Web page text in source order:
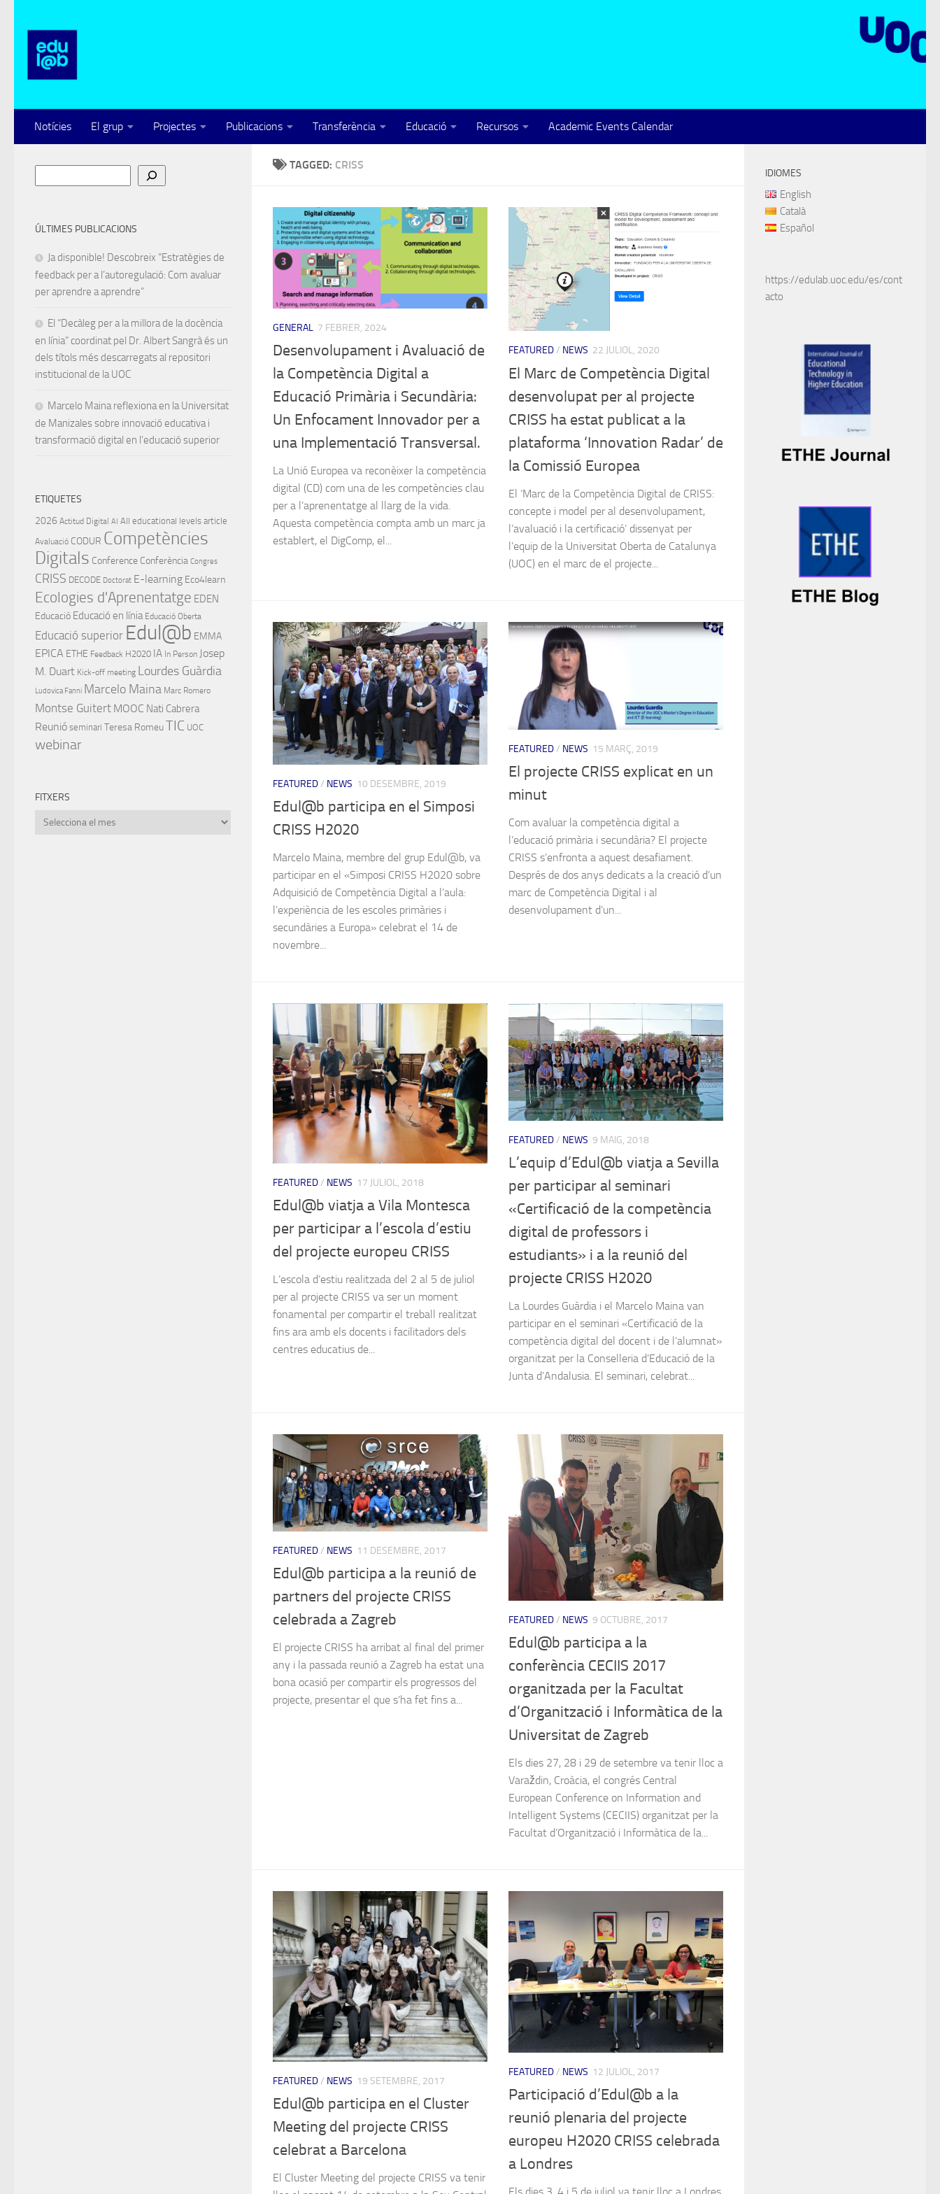
Notícies El grup Projectes Publicacions Transferència Educació Recursos Academic Events Calendar
TAGGED: CRISS
GENERAL 7 FEBRER, 2024
Desenvolupament i Avaluació de
la Competència Digital a
Educació Primària i Secundària:
Un Enfocament Innovador per a
una Implementació Transversal.
La Unió Europea va reconèixer la competència
digital (CD) com una de les competències clau
per a l’aprenentatge al llarg de la vida.
Aquesta competència compta amb un marc ja
establert, el DigComp, el...
FEATURED/ NEWS 22 JULIOL, 2020
El Marc de Competència Digital
desenvolupat per al projecte
CRISS ha estat publicat a la
plataforma ‘Innovation Radar’ de
la Comissió Europea
El ‘Marc de la Competència Digital de CRISS:
concepte i model per al desenvolupament,
l’avaluació i la certificació’ dissenyat per
l’equip de la Universitat Oberta de Catalunya
(UOC) en el marc de el projecte...
FEATURED/ NEWS 10 DESEMBRE, 2019
Edul@b participa en el Simposi
CRISS H2020
Marcelo Maina, membre del grup Edul@b, va
participar en el «Simposi CRISS H2020 sobre
Adquisició de Competència Digital a l’aula:
l’experiència de les escoles primàries i
secundàries a Europa» celebrat el 14 de
novembre...
FEATURED/ NEWS 15 MARÇ, 2019
El projecte CRISS explicat en un
minut
Com avaluar la competència digital a
l’educació primària i secundària? El projecte
CRISS s’enfronta a aquest desafiament.
Després de dos anys dedicats a la creació d’un
marc de Competència Digital i al
desenvolupament d’un...
FEATURED/ NEWS 17 JULIOL, 2018
Edul@b viatja a Vila Montesca
per participar a l’escola d’estiu
del projecte europeu CRISS
L’escola d’estiu realitzada del 2 al 5 de juliol
per al projecte CRISS va ser un moment
fonamental per compartir el treball realitzat
fins ara amb els docents i facilitadors dels
centres educatius de...
FEATURED/ NEWS 9 MAIG, 2018
L’equip d’Edul@b viatja a Sevilla
per participar al seminari
«Certificació de la competència
digital de professors i
estudiants» i a la reunió del
projecte CRISS H2020
La Lourdes Guàrdia i el Marcelo Maina van
participar en el seminari «Certificació de la
competència digital del docent i de l’alumnat»
organitzat per la Conselleria d’Educació de la
Junta d’Andalusia. El seminari, celebrat...
FEATURED/ NEWS 11 DESEMBRE, 2017
Edul@b participa a la reunió de
partners del projecte CRISS
celebrada a Zagreb
El projecte CRISS ha arribat al final del primer
any i la passada reunió a Zagreb ha estat una
bona ocasió per compartir els progressos del
projecte, presentar el que s’ha fet fins a...
FEATURED/ NEWS 9 OCTUBRE, 2017
Edul@b participa a la
conferència CECIIS 2017
organitzada per la Facultat
d’Organització i Informàtica de la
Universitat de Zagreb
Els dies 27, 28 i 29 de setembre va tenir lloc a
Varaždin, Croàcia, el congrés Central
European Conference on Information and
Intelligent Systems (CECIIS) organitzat per la
Facultat d’Organització i Informàtica de la...
FEATURED/ NEWS 19 SETEMBRE, 2017
Edul@b participa en el Cluster
Meeting del projecte CRISS
celebrat a Barcelona
El Cluster Meeting del projecte CRISS va tenir
FEATURED/ NEWS 12 JULIOL, 2017
Participació d’Edul@b a la
reunió plenaria del projecte
europeu H2020 CRISS celebrada
a Londres
ÚLTIMES PUBLICACIONS
Ja disponible! Descobreix “Estratègies de
feedback per a l’autoregulació: Com avaluar
per aprendre a aprendre”
El “Decàleg per a la millora de la docència
en línia” coordinat pel Dr. Albert Sangrà és un
dels títols més descarregats al repositori
institucional de la UOC
Marcelo Maina reflexiona en la Universitat
de Manizales sobre innovació educativa i
transformació digital en l’educació superior
ETIQUETES
2026 Actitud Digital AI All educational levels article
Avaluació CODUR Competències
Digitals Conference Conferència Congres
CRISS DECODE Doctorat E-learning Eco4learn
Ecologies d'Aprenentatge EDEN
Educació Educació en línia Educació Oberta
Educació superior Edul@b EMMA
EPICA ETHE Feedback H2020 IA In Person Josep
M. Duart Kick-off meeting Lourdes Guàrdia
Ludovica Fanni Marcelo Maina Marc Romero
Montse Guitert MOOC Nati Cabrera
Reunió seminari Teresa RomeuTIC UOC
webinar
FITXERS
Fitxers
IDIOMES
English
Català
Español
https://edulab.uoc.edu/es/cont
acto